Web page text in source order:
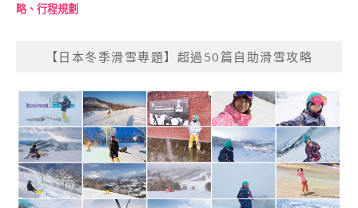
略、行程規劃
【日本冬季滑雪專題】超過50篇自助滑雪攻略